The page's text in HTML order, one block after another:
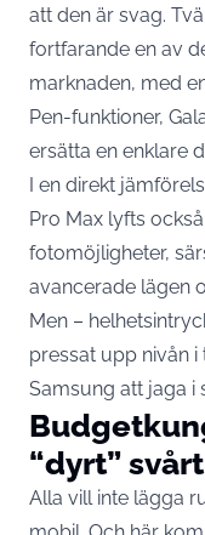
att den är svag.
fortfarande en av
marknaden, med
Pen-funktioner,
ersätta en enklare
I en direkt
Pro Max lyfts
fotomöjligheter,
avancerade lägen
Men –
pressat upp nivån
Samsung att jaga i
“dyrt”
Alla vill inte lägga